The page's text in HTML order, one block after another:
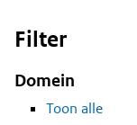
Filter
Domein
Toon alle